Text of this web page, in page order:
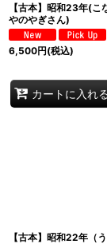
【古本】昭和23年(こ
やのやぎさん)
6,500円(税込)
カートに入れる
【古本】昭和22年（う